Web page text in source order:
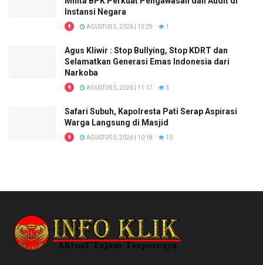
Instansi Negara
AGUSTUS 5, 2026 | 13:29 1
Agus Kliwir : Stop Bullying, Stop KDRT dan
Selamatkan Generasi Emas Indonesia dari
Narkoba
AGUSTUS 5, 2026 | 11:17 3
Safari Subuh, Kapolresta Pati Serap Aspirasi
Warga Langsung di Masjid
AGUSTUS 5, 2026 | 10:18 10